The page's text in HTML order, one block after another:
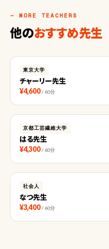
— MORE TEACHERS
他のおすすめ先生
東京大学
チャーリー先生
¥4,600 / 60分
京都工芸繊維大学
はる先生
¥4,300 / 60分
社会人
なつ先生
¥3,400 / 60分